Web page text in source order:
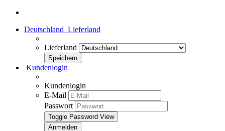
Deutschland Lieferland
Lieferland
Kundenlogin
Kundenlogin
E-Mail
Passwort
Toggle Password View